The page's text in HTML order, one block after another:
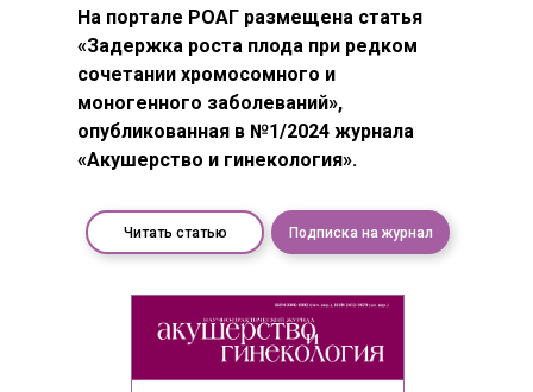
На портале РОАГ размещена статья
«Задержка роста плода при редком
сочетании хромосомного и
моногенного заболеваний»,
опубликованная в №1/2024 журнала
«Акушерство и гинекология».
Читать статью Подписка на журнал